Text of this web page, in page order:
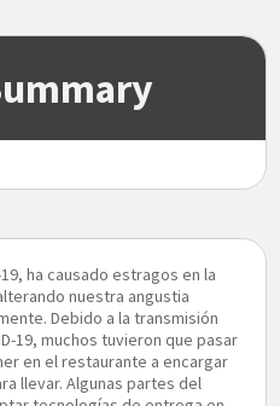
ha causado estragos en la
nuestra angustia
Debido a la transmisión
19, muchos tuvieron que pasar
en el restaurante a encargar
llevar. Algunas partes del